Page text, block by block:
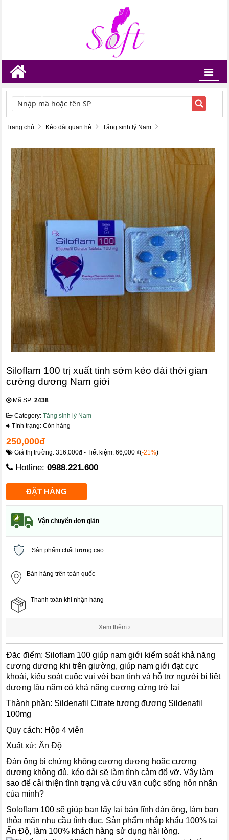
TÌM KIẾM
Trang chủ Kéo dài quan hệ Tăng sinh lý Nam
Siloflam 100 trị xuất tinh sớm kéo dài thời gian
cường dương Nam giới
Mã SP:2438
Category:Tăng sinh lý Nam
Tình trạng: Còn hàng
250,000đ
Giá thị trường: 316,000đ - Tiết kiệm: 66,000 ₫(-21%)
Hotline:0988.221.600
Vận chuyển đơn giản
Sản phẩm chất lượng cao
Bán hàng trên toàn quốc
Thanh toán khi nhận hàng
Xem thêm
Đặc điểm: Siloflam 100 giúp nam giới kiểm soát khả năng
cương dương khi trên giường, giúp nam giới đạt cực
khoái, kiểu soát cuộc vui với bạn tình và hỗ trợ người bị liệt
dương lâu năm có khả năng cương cứng trở lại
Thành phần: Sildenafil Citrate tương đương Sildenafil
100mg
Quy cách: Hộp 4 viên
Xuất xứ: Ấn Độ
Đàn ông bị chứng không cương dương hoặc cương
dương không đủ, kéo dài sẽ làm tình cảm đổ vỡ. Vậy làm
sao để cải thiện tình trạng và cứu vãn cuộc sống hôn nhân
của mình?
Soloflam 100 sẽ giúp bạn lấy lại bản lĩnh đàn ông, làm bạn
thỏa mãn nhu cầu tình dục. Sản phẩm nhập khẩu 100% tại
Ấn Độ, làm 100% khách hàng sử dụng hài lòng.